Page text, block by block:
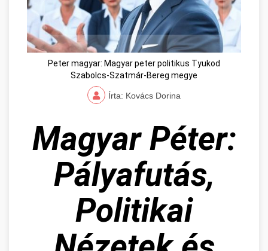
Peter magyar: Magyar peter politikus Tyukod
Szabolcs-Szatmár-Bereg megye
Írta: Kovács Dorina
Magyar Péter:
Pályafutás,
Politikai